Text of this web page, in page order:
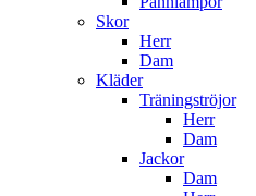
Skor
Herr
Dam
Kläder
Träningströjor
Herr
Dam
Jackor
Dam